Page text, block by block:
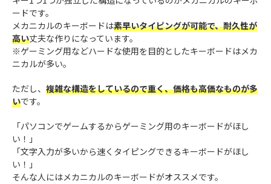
ードです。
メカニカルのキーボードは素早いタイピングが可能で、耐久性が
高い丈夫な作りになっています。
※ゲーミング用などハードな使用を目的としたキーボードはメカ
ニカルが多い。
ただし、 複雑な構造をしているので重く、価格も高価なものが多
いです。
「パソコンでゲームするからゲーミング用のキーボードがほし
い！」
「文字入力が多いから速くタイピングできるキーボードがほし
い！」
そんな人にはメカニカルのキーボードがオススメです。